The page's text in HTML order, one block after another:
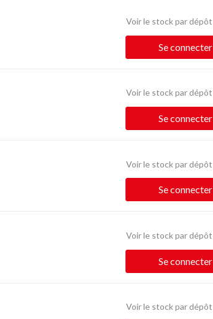
Voir le stock par dépôt
Se connecter
Voir le stock par dépôt
Se connecter
Voir le stock par dépôt
Se connecter
Voir le stock par dépôt
Se connecter
Voir le stock par dépôt